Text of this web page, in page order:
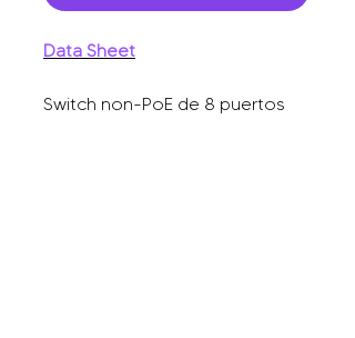
Data Sheet
Switch non-PoE de 8 puertos